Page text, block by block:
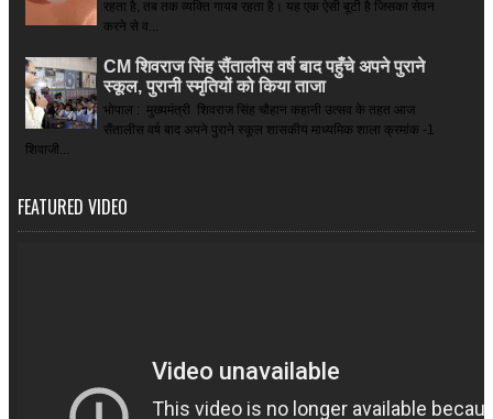
रहता है, तब तक व्यक्ति गायब रहता है। यह एक ऐसी बूटी है जिसका सेवन
करने से व...
CM शिवराज सिंह सैंतालीस वर्ष बाद पहुँचे अपने पुराने
स्कूल, पुरानी स्मृतियों को किया ताजा
भोपाल : मुख्यमंत्री शिवराज सिंह चौहान कहानी उत्सव के तहत आज
सैंतालीस वर्ष बाद अपने पुराने स्कूल शासकीय माध्यमिक शाला क्रमांक -1
शिवाजी...
FEATURED VIDEO